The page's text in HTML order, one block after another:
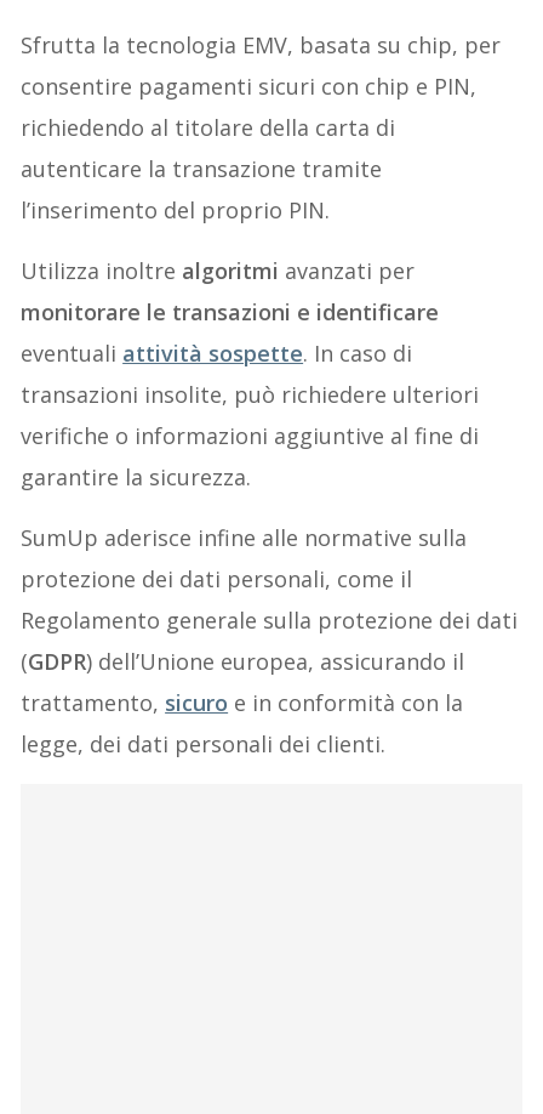
Sfrutta la tecnologia EMV, basata su chip, per
consentire pagamenti sicuri con chip e PIN,
richiedendo al titolare della carta di
autenticare la transazione tramite
l’inserimento del proprio PIN.
Utilizza inoltre algoritmi avanzati per
monitorare le transazioni e identificare
eventuali attività sospette. In caso di
transazioni insolite, può richiedere ulteriori
verifiche o informazioni aggiuntive al fine di
garantire la sicurezza.
SumUp aderisce infine alle normative sulla
protezione dei dati personali, come il
Regolamento generale sulla protezione dei dati
(GDPR) dell’Unione europea, assicurando il
trattamento, sicuro e in conformità con la
legge, dei dati personali dei clienti.